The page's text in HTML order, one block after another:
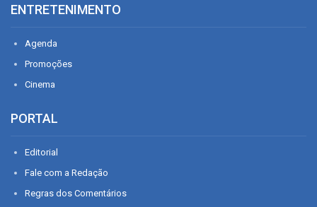
ENTRETENIMENTO
Agenda
Promoções
Cinema
PORTAL
Editorial
Fale com a Redação
Regras dos Comentários